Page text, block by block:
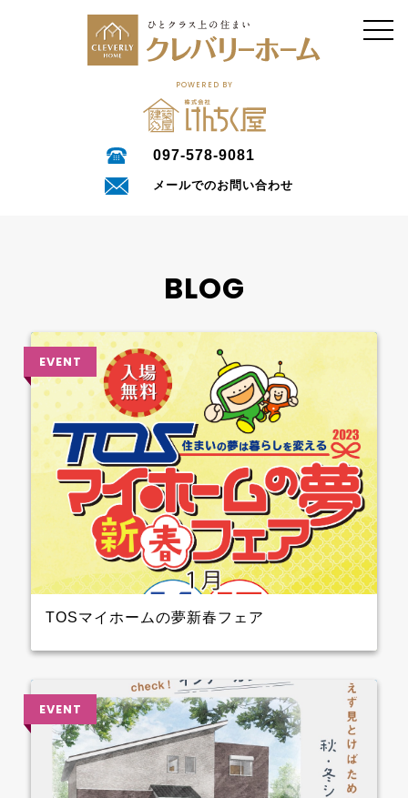
POWERED BY
097-578-9081
メールでのお問い合わせ
BLOG
TOSマイホームの夢新春フェア
ホーム も参加しますよ 3階大ホール№8のブースでプ
レゼントを準備して待ってます～ ぜひ、お越しくださ
い♪♪